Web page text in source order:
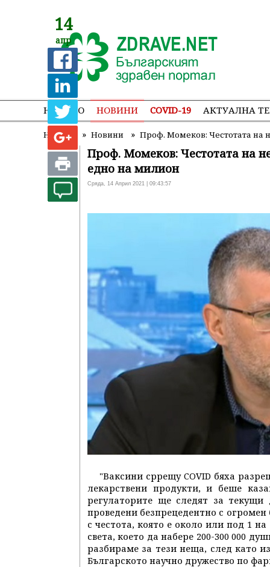
НАЧАЛО НОВИНИ COVID-19 АКТУАЛНА
Начало » Новини » Проф. Момеков: Честотата на
14
апр
Проф. Момеков: Честотата на
едно на милион
Сряда, 14 Април 2021 | 09:43:57
"Ваксини сррещу COVID бяха
лекарствени продукти, и беше
регулаторите ще следят за текущи
проведени безпрецедентно с
с честота, която е около или под 1
света, което да набере 200-300 000
разбираме за тези неща, след като
Българското научно дружество по